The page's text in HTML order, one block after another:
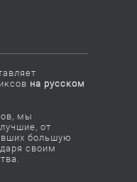
на русском
мы
от
большую
своим